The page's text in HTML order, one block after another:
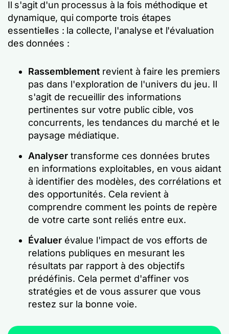
Il s'agit d'un processus à la fois méthodique et
dynamique, qui comporte trois étapes
essentielles : la collecte, l'analyse et l'évaluation
des données :
Rassemblement revient à faire les premiers
pas dans l'exploration de l'univers du jeu. Il
s'agit de recueillir des informations
pertinentes sur votre public cible, vos
concurrents, les tendances du marché et le
paysage médiatique.
Analyser transforme ces données brutes
en informations exploitables, en vous aidant
à identifier des modèles, des corrélations et
des opportunités. Cela revient à
comprendre comment les points de repère
de votre carte sont reliés entre eux.
Évaluer évalue l'impact de vos efforts de
relations publiques en mesurant les
résultats par rapport à des objectifs
prédéfinis. Cela permet d'affiner vos
stratégies et de vous assurer que vous
restez sur la bonne voie.